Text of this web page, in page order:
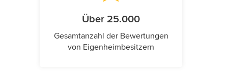
Über 25.000
Gesamtanzahl der Bewertungen
von Eigenheimbesitzern